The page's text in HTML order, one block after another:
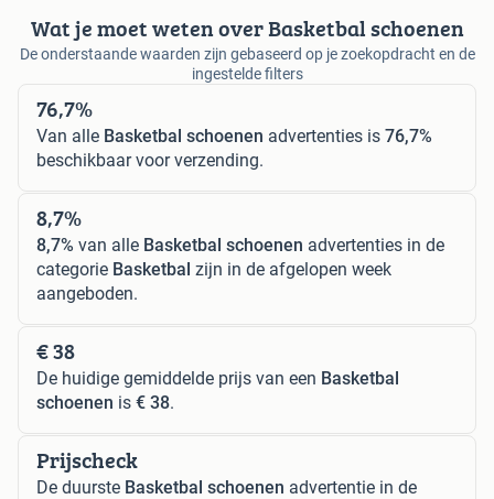
Wat je moet weten over Basketbal schoenen
De onderstaande waarden zijn gebaseerd op je zoekopdracht en de
ingestelde filters
76,7%
Van alle Basketbal schoenen advertenties is 76,7%
beschikbaar voor verzending.
8,7%
8,7% van alle Basketbal schoenen advertenties in de
categorie Basketbal zijn in de afgelopen week
aangeboden.
€ 38
De huidige gemiddelde prijs van een Basketbal
schoenen is € 38.
Prijscheck
De duurste Basketbal schoenen advertentie in de